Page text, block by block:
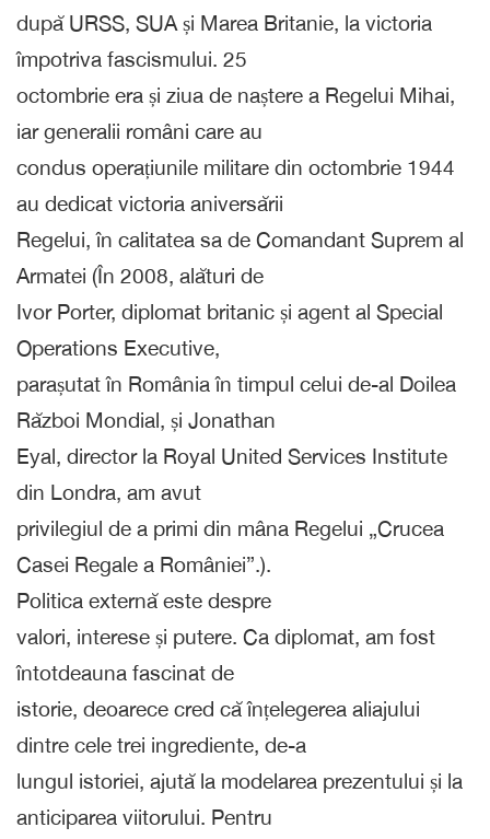
după URSS, SUA și Marea Britanie, la victoria
împotriva fascismului. 25
octombrie era și ziua de naștere a Regelui Mihai,
iar generalii români care au
condus operațiunile militare din octombrie 1944
au dedicat victoria aniversării
Regelui, în calitatea sa de Comandant Suprem al
Armatei (În 2008, alături de
Ivor Porter, diplomat britanic și agent al Special
Operations Executive,
parașutat în România în timpul celui de-al Doilea
Război Mondial, și Jonathan
Eyal, director la Royal United Services Institute
din Londra, am avut
privilegiul de a primi din mâna Regelui „Crucea
Casei Regale a României”.).
Politica externă este despre
valori, interese și putere. Ca diplomat, am fost
întotdeauna fascinat de
istorie, deoarece cred că înțelegerea aliajului
dintre cele trei ingrediente, de-a
lungul istoriei, ajută la modelarea prezentului și la
anticiparea viitorului. Pentru